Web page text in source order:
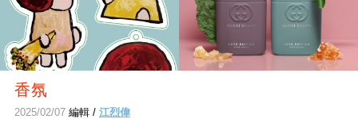
香氛
2025/02/07編輯 / 江烈偉